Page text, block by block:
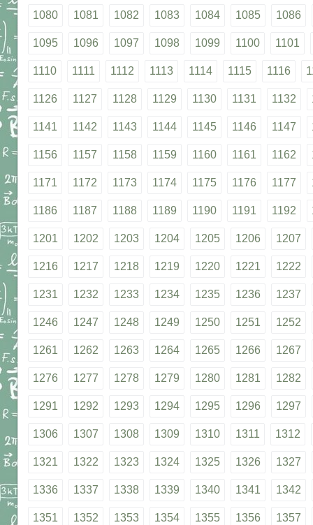
1080 1081 1082 1083 1084 1085 1086
1095 1096 1097 1098 1099 1100 1101
1110 1111 1112 1113 1114 1115 1116
1126 1127 1128 1129 1130 1131 1132
1141 1142 1143 1144 1145 1146 1147
1156 1157 1158 1159 1160 1161 1162
1171 1172 1173 1174 1175 1176 1177
1186 1187 1188 1189 1190 1191 1192
1201 1202 1203 1204 1205 1206 1207
1216 1217 1218 1219 1220 1221 1222
1231 1232 1233 1234 1235 1236 1237
1246 1247 1248 1249 1250 1251 1252
1261 1262 1263 1264 1265 1266 1267
1276 1277 1278 1279 1280 1281 1282
1291 1292 1293 1294 1295 1296 1297
1306 1307 1308 1309 1310 1311 1312
1321 1322 1323 1324 1325 1326 1327
1336 1337 1338 1339 1340 1341 1342
1351 1352 1353 1354 1355 1356 1357